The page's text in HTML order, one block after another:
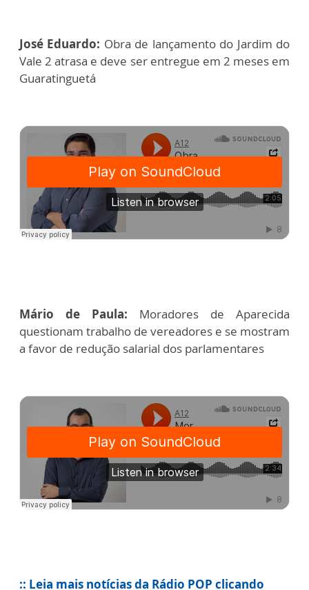
José Eduardo: Obra de lançamento do Jardim do
Vale 2 atrasa e deve ser entregue em 2 meses em
Guaratinguetá
Mário de Paula: Moradores de Aparecida
questionam trabalho de vereadores e se mostram
a favor de redução salarial dos parlamentares
:: Leia mais notícias da Rádio POP clicando